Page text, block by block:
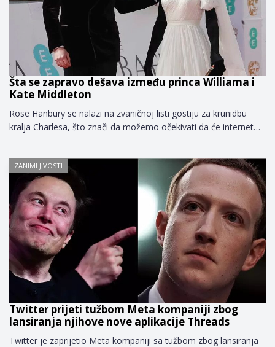
Šta se zapravo dešava između princa Williama i
Kate Middleton
Rose Hanbury se nalazi na zvaničnoj listi gostiju za krunidbu
kralja Charlesa, što znači da možemo očekivati da će internet…
ZANIMLJIVOSTI
Twitter prijeti tužbom Meta kompaniji zbog
lansiranja njihove nove aplikacije Threads
Twitter je zaprijetio Meta kompaniji sa tužbom zbog lansiranja